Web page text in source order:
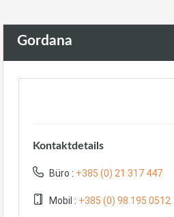
Gordana
Kontaktdetails
Büro : +385 (0) 21 317 447
Mobil : +385 (0) 98 195 0512